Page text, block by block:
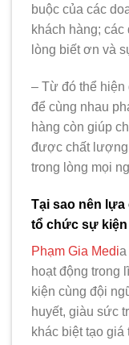
buộc của các
khách hàng;
lòng biết ơn và
– Từ đó thể
để cùng nhau
hàng còn giúp
được chất lượng
trong lòng mọi
Tại sao nên lựa
tổ chức sự kiện
Phạm Gia Media
hoạt động trong
kiện cùng đội
huyết, giàu sức
khác biệt tạo